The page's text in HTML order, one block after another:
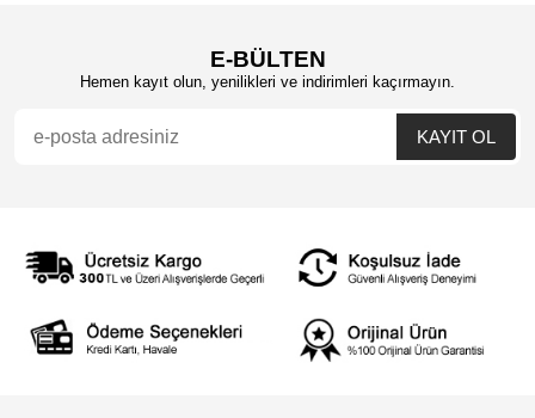
E-BÜLTEN
Hemen kayıt olun, yenilikleri ve indirimleri kaçırmayın.